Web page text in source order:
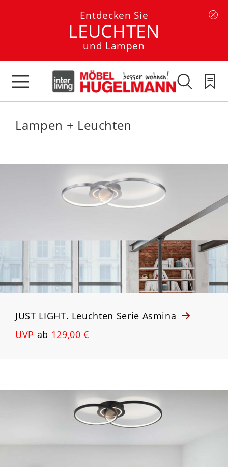
Entdecken Sie
LEUCHTEN
und Lampen
Lampen + Leuchten
JUST LIGHT. Leuchten Serie Asmina
UVP ab 129,00 €